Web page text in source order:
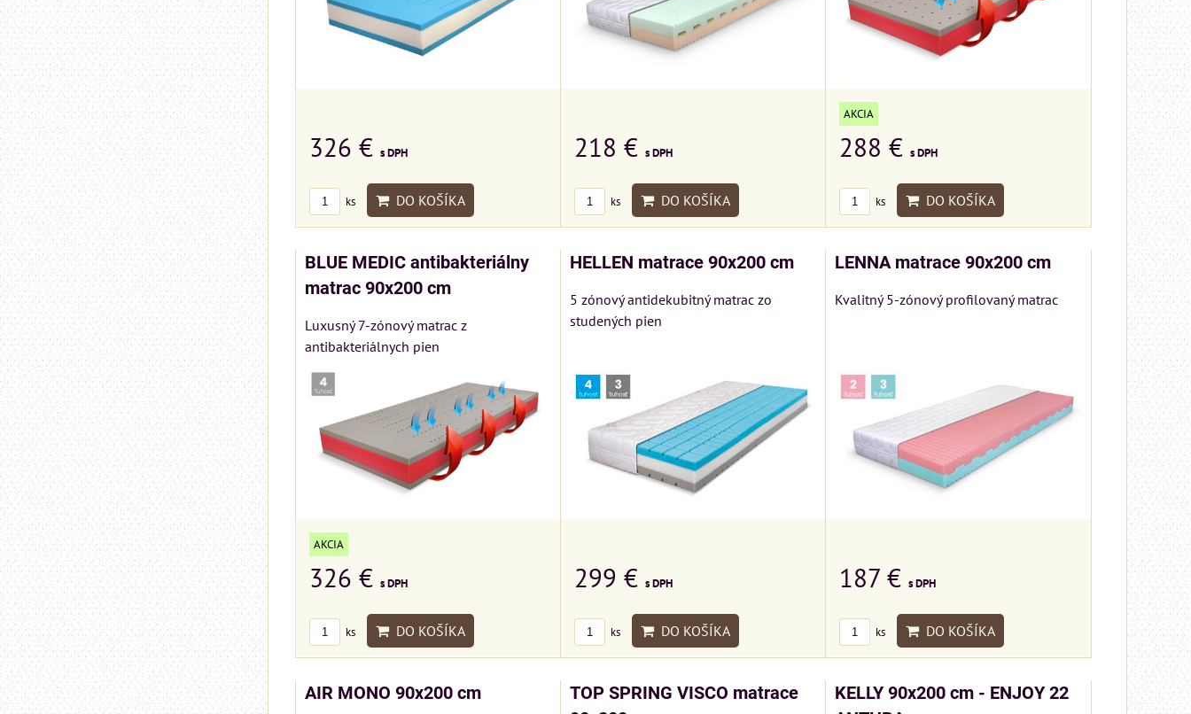
326 € s DPH
ks DO KOŠÍKA
218 € s DPH
ks DO KOŠÍKA
AKCIA
288 €s DPH
ks DO KOŠÍKA
BLUE MEDIC antibakteriálny
matrac 90x200 cm
Luxusný 7-zónový matrac z
antibakteriálnych pien
AKCIA
326 € s DPH
ks DO KOŠÍKA
HELLEN matrace 90x200 cm
5 zónový antidekubitný matrac zo
studených pien
299 € s DPH
ks DO KOŠÍKA
LENNA matrace 90x200 cm
Kvalitný 5-zónový profilovaný matrac
187 €s DPH
ks DO KOŠÍKA
AIR MONO 90x200 cm
TOP SPRING VISCO matrace
KELLY 90x200 cm - ENJOY 22